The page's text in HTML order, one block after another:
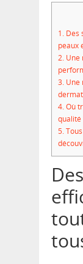
1. Des
peaux
2. Une
3. Une
4.Où
qualité
5.